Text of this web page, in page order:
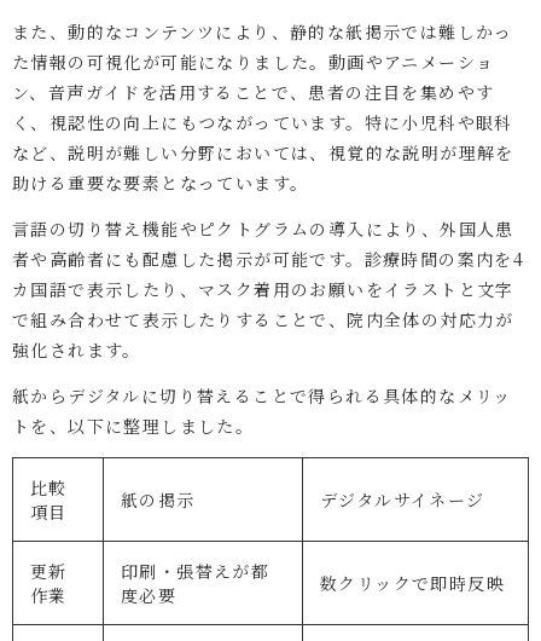
また、動的なコンテンツにより、静的な紙掲示では難しかっ
た情報の可視化が可能になりました。動画やアニメーショ
ン、音声ガイドを活用することで、患者の注目を集めやす
く、視認性の向上にもつながっています。特に小児科や眼科
など、説明が難しい分野においては、視覚的な説明が理解を
助ける重要な要素となっています。
言語の切り替え機能やピクトグラムの導入により、外国人患
者や高齢者にも配慮した掲示が可能です。診療時間の案内を4
カ国語で表示したり、マスク着用のお願いをイラストと文字
で組み合わせて表示したりすることで、院内全体の対応力が
強化されます。
紙からデジタルに切り替えることで得られる具体的なメリッ
トを、以下に整理しました。
比較
項目
紙の掲示 デジタルサイネージ
更新
作業
印刷・張替えが都
度必要
数クリックで即時反映